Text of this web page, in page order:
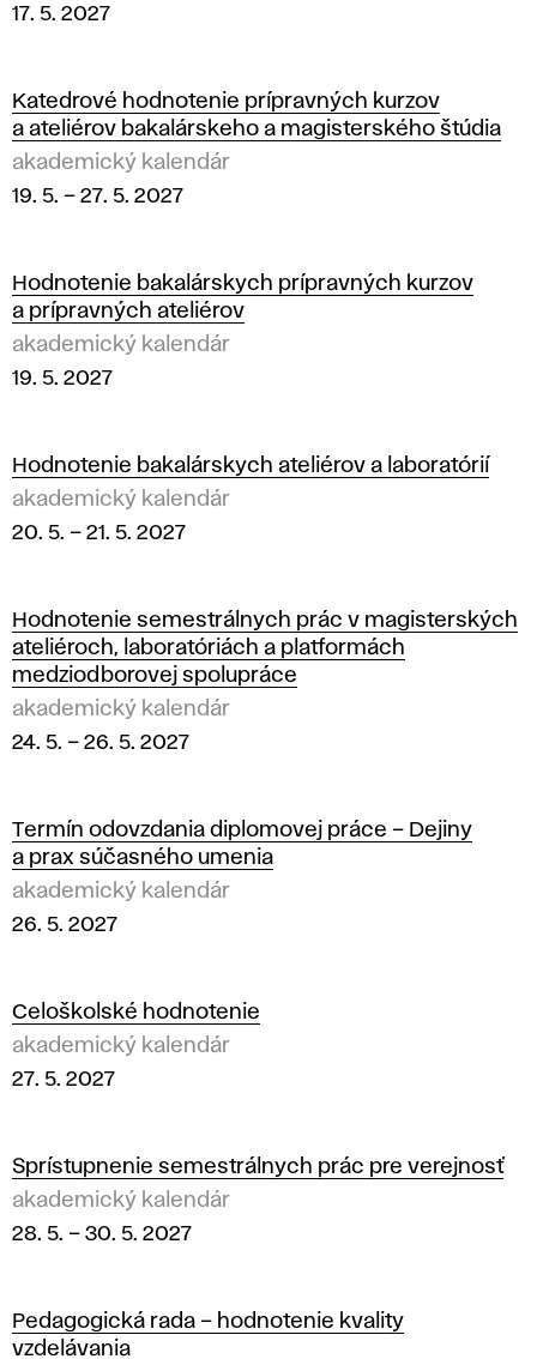
17. 5. 2027
Katedrové hodnotenie prípravných kurzov
a ateliérov bakalárskeho a magisterského štúdia
akademický kalendár
19. 5. – 27. 5. 2027
Hodnotenie bakalárskych prípravných kurzov
a prípravných ateliérov
akademický kalendár
19. 5. 2027
Hodnotenie bakalárskych ateliérov a laboratórií
akademický kalendár
20. 5. – 21. 5. 2027
Hodnotenie semestrálnych prác v magisterských
ateliéroch, laboratóriách a platformách
medziodborovej spolupráce
akademický kalendár
24. 5. – 26. 5. 2027
Termín odovzdania diplomovej práce – Dejiny
a prax súčasného umenia
akademický kalendár
26. 5. 2027
Celoškolské hodnotenie
akademický kalendár
27. 5. 2027
Sprístupnenie semestrálnych prác pre verejnosť
akademický kalendár
28. 5. – 30. 5. 2027
Pedagogická rada – hodnotenie kvality
vzdelávania